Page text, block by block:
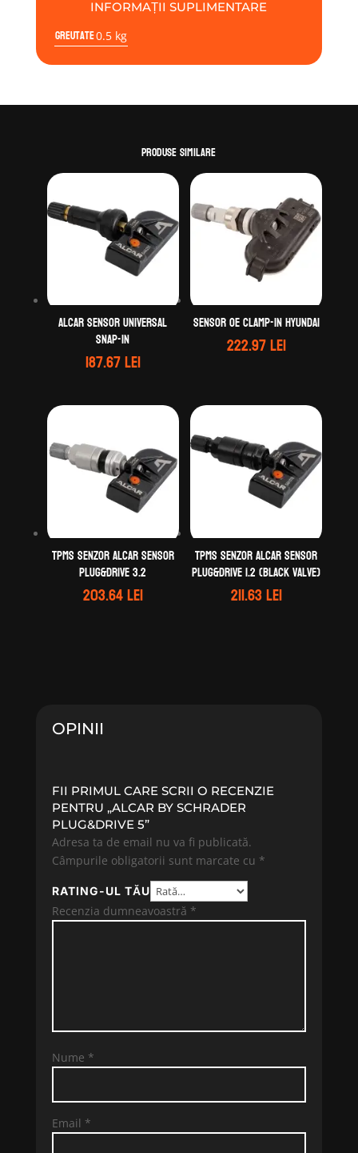
INFORMAȚII SUPLIMENTARE
Greutate0.5 kg
Produse similare
Alcar Sensor Universal
Snap-In
187.67lei
Sensor OE clamp-in Hyundai
222.97lei
TPMS Senzor ALCAR Sensor
Plug&Drive 3.2
203.64lei
TPMS Senzor ALCAR Sensor
Plug&Drive 1.2 (black valve)
211.63lei
OPINII
FII PRIMUL CARE SCRII O RECENZIE
PENTRU „ALCAR BY SCHRADER
PLUG&DRIVE 5”
Adresa ta de email nu va fi publicată.
Câmpurile obligatorii sunt marcate cu *
RATING-UL TĂU
Recenzia dumneavoastră *
Nume *
Email *